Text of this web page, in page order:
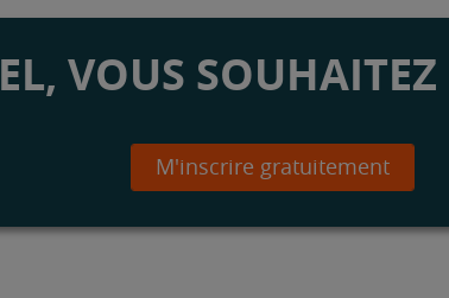
VOUS
M'inscrire gratuitement